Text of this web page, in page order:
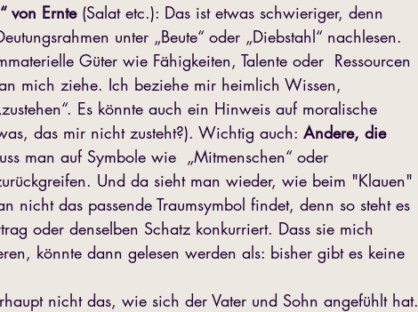
von Ernte (Salat etc.): Das ist etwas schwieriger, denn
unter „Beute“ oder „Diebstahl“ nachlesen.
Güter wie Fähigkeiten, Talente oder  Ressourcen
mich ziehe. Ich beziehe mir heimlich Wissen,
Es könnte auch ein Hinweis auf moralische
das mir nicht zusteht?). Wichtig auch: Andere, die
man auf Symbole wie  „Mitmenschen“ oder
Und da sieht man wieder, wie beim "Klauen"
nicht das passende Traumsymbol findet, denn so steht es
oder denselben Schatz konkurriert. Dass sie mich
könnte dann gelesen werden als: bisher gibt es keine
nicht das, wie sich der Vater und Sohn angefühlt hat.